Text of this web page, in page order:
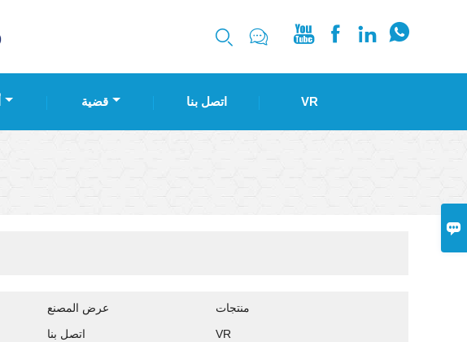

     
قضية اتصل بنا VR
عرض المصنع
منتجات
اتصل بنا VR